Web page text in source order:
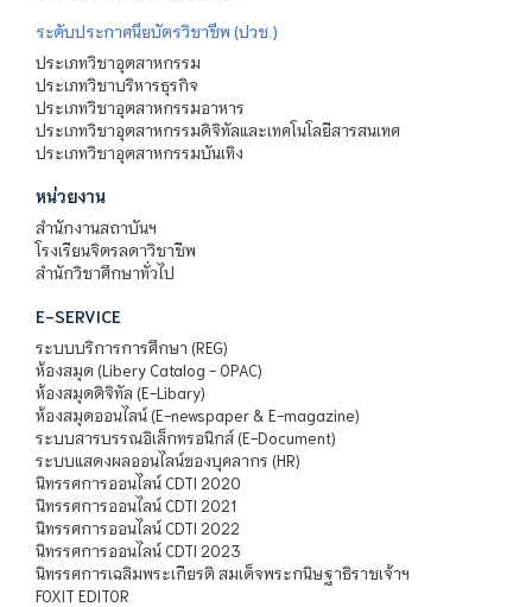
ระดับประกาศนียบัตรวิชาชีพ (ปวช.)
ประเภทวิชาอุตสาหกรรม
ประเภทวิชาบริหารธุรกิจ
ประเภทวิชาอุตสาหกรรมอาหาร
ประเภทวิชาอุตสาหกรรมดิจิทัลและเทคโนโลยีสารสนเทศ
ประเภทวิชาอุตสาหกรรมบันเทิง
หน่วยงาน
สำนักงานสถาบันฯ
โรงเรียนจิตรลดาวิชาชีพ
สำนักวิชาศึกษาทั่วไป
E-SERVICE
ระบบบริการการศึกษา (REG)
ห้องสมุด (Libery Catalog - OPAC)
ห้องสมุดดิจิทัล (E-Libary)
ห้องสมุดออนไลน์ (E-newspaper & E-magazine)
ระบบสารบรรณอิเล็กทรอนิกส์ (E-Document)
ระบบแสดงผลออนไลน์ของบุคลากร (HR)
นิทรรศการออนไลน์ CDTI 2020
นิทรรศการออนไลน์ CDTI 2021
นิทรรศการออนไลน์ CDTI 2022
นิทรรศการออนไลน์ CDTI 2023
นิทรรศการเฉลิมพระเกียรติ สมเด็จพระกนิษฐาธิราชเจ้าฯ
FOXIT EDITOR